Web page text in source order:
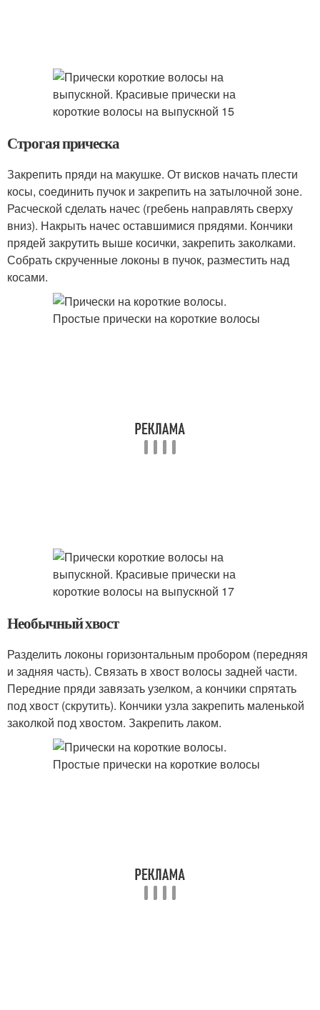
Строгая прическа
Закрепить пряди на макушке. От висков начать плести
косы, соединить пучок и закрепить на затылочной зоне.
Расческой сделать начес (гребень направлять сверху
вниз). Накрыть начес оставшимися прядями. Кончики
прядей закрутить выше косички, закрепить заколками.
Собрать скрученные локоны в пучок, разместить над
косами.
Необычный хвост
Разделить локоны горизонтальным пробором (передняя
и задняя часть). Связать в хвост волосы задней части.
Передние пряди завязать узелком, а кончики спрятать
под хвост (скрутить). Кончики узла закрепить маленькой
заколкой под хвостом. Закрепить лаком.